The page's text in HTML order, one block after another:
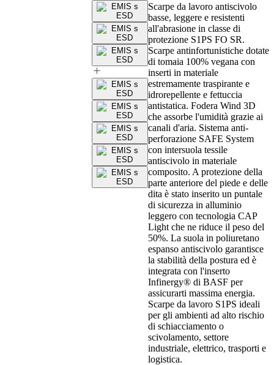
Scarpe da lavoro antiscivolo
basse, leggere e resistenti
all'abrasione in classe di
protezione S1PS FO SR.
Scarpe antinfortunistiche dotate
di tomaia 100% vegana con
inserti in materiale
estremamente traspirante e
idrorepellente e fettuccia
antistatica. Fodera Wind 3D
che assorbe l'umidità grazie ai
canali d'aria. Sistema anti-
perforazione SAFE System
con intersuola tessile
antiscivolo in materiale
composito. A protezione della
parte anteriore del piede e delle
dita è stato inserito un puntale
di sicurezza in alluminio
leggero con tecnologia CAP
Light che ne riduce il peso del
50%. La suola in poliuretano
espanso antiscivolo garantisce
la stabilità della postura ed è
integrata con l'inserto
Infinergy® di BASF per
assicurarti massima energia.
Scarpe da lavoro S1PS ideali
per gli ambienti ad alto rischio
di schiacciamento o
scivolamento, settore
industriale, elettrico, trasporti e
logistica.